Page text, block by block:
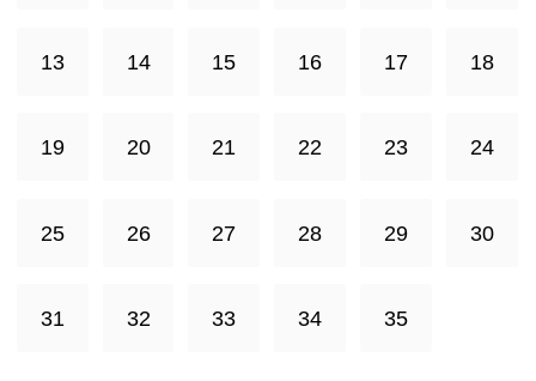
13 14 15 16 17 18
19 20 21 22 23 24
25 26 27 28 29 30
31 32 33 34 35